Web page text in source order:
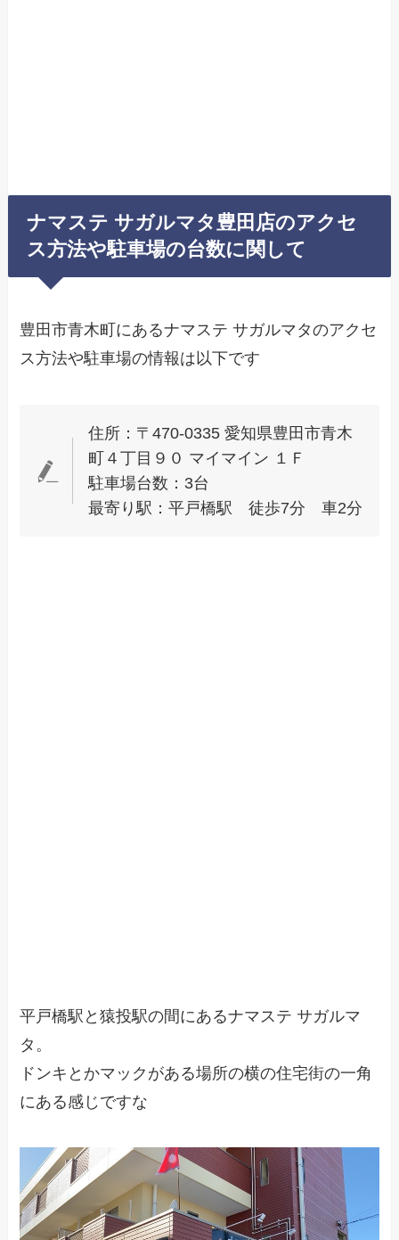
ナマステ サガルマタ豊田店のアクセ
ス方法や駐車場の台数に関して
豊田市青木町にあるナマステ サガルマタのアクセ
ス方法や駐車場の情報は以下です
住所：〒470-0335 愛知県豊田市青木
町４丁目９０ マイマイン １Ｆ
駐車場台数：3台
最寄り駅：平戸橋駅 徒歩7分 車2分
平戸橋駅と猿投駅の間にあるナマステ サガルマ
タ。
ドンキとかマックがある場所の横の住宅街の一角
にある感じですな